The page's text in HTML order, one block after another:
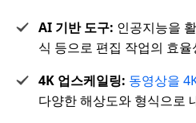
AI 기반 도구: 인공지능을
식 등으로 편집 작업의 효
4K 업스케일링: 동영상을
다양한 해상도와 형식으로